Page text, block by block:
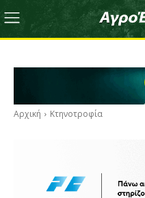
Αρχική Κτηνοτροφία